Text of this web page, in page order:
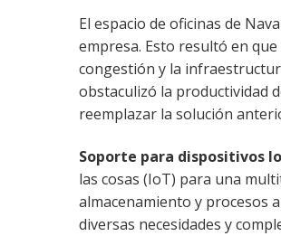
El espacio de oficinas de
empresa. Esto resultó en
congestión y la
obstaculizó la productividad
reemplazar la solución
Soporte para dispositivos
las cosas (IoT) para una
almacenamiento y procesos
diversas necesidades y